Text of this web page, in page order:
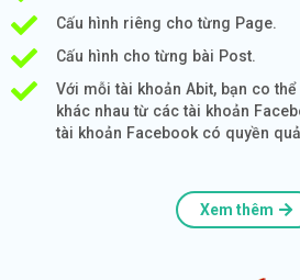
Cấu hình riêng cho từng Page.
Cấu hình cho từng bài Post.
Với mỗi tài khoản Abit, bạn co
khác nhau từ các tài khoản
tài khoản Facebook có quyền
Xem thêm